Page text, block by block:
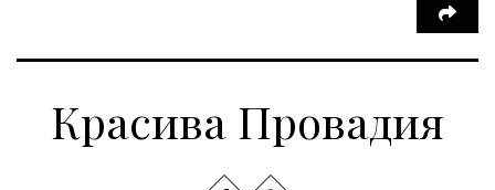
Красива Провадия